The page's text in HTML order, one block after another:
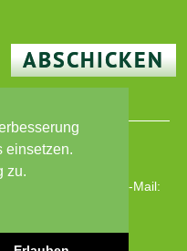
einsetzen.
zu.
ABSCHICKEN
Immobilien GmbH
+43 316 82 02 87 | E-Mail:
Datenschutz